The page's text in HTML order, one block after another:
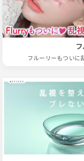
フルーリーもついに